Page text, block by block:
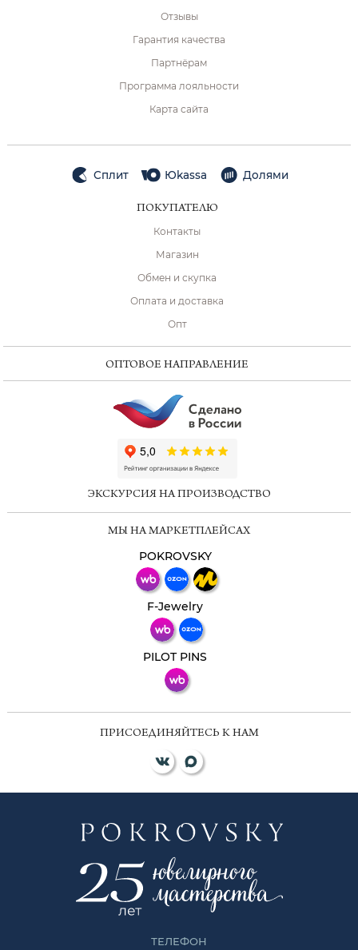
Отзывы
Гарантия качества
Партнёрам
Программа лояльности
Карта сайта
Сплит Юkassa Долями
ПОКУПАТЕЛЮ
Контакты
Магазин
Обмен и скупка
Оплата и доставка
Опт
ОПТОВОЕ НАПРАВЛЕНИЕ
ЭКСКУРСИЯ НА ПРОИЗВОДСТВО
МЫ НА МАРКЕТПЛЕЙСАХ
POKROVSKY
F-Jewelry
PILOT PINS
ПРИСОЕДИНЯЙТЕСЬ К НАМ
ТЕЛЕФОН